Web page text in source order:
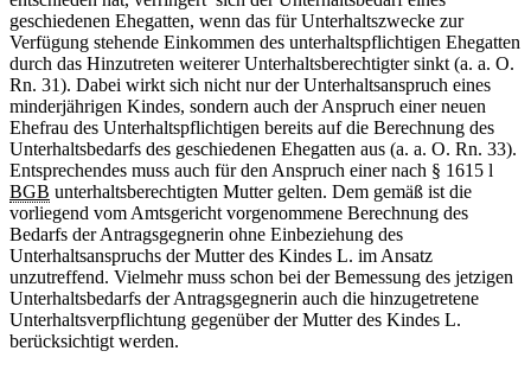
geschiedenen Ehegatten, wenn das für Unterhaltszwecke zur
Verfügung stehende Einkommen des unterhaltspflichtigen Ehegatten
durch das Hinzutreten weiterer Unterhaltsberechtigter sinkt (a. a. O.
Rn. 31). Dabei wirkt sich nicht nur der Unterhaltsanspruch eines
minderjährigen Kindes, sondern auch der Anspruch einer neuen
Ehefrau des Unterhaltspflichtigen bereits auf die Berechnung des
Unterhaltsbedarfs des geschiedenen Ehegatten aus (a. a. O. Rn. 33).
Entsprechendes muss auch für den Anspruch einer nach § 1615 l
BGB unterhaltsberechtigten Mutter gelten. Dem gemäß ist die
vorliegend vom Amtsgericht vorgenommene Berechnung des
Bedarfs der Antragsgegnerin ohne Einbeziehung des
Unterhaltsanspruchs der Mutter des Kindes L. im Ansatz
unzutreffend. Vielmehr muss schon bei der Bemessung des jetzigen
Unterhaltsbedarfs der Antragsgegnerin auch die hinzugetretene
Unterhaltsverpflichtung gegenüber der Mutter des Kindes L.
berücksichtigt werden.